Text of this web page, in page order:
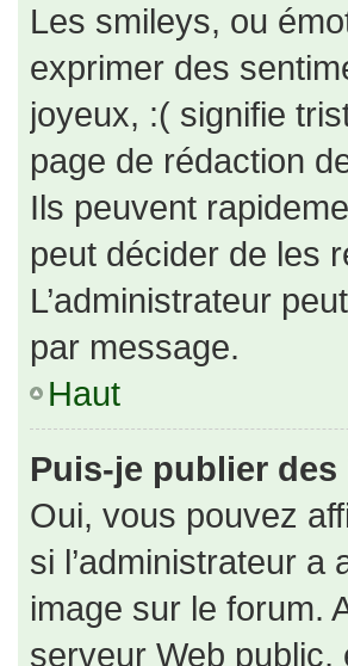
Les smileys, ou
exprimer des
joyeux, :( signifie
page de rédaction
Ils peuvent
peut décider de les
L’administrateur
par message.
Haut
Puis-je publier des
Oui, vous pouvez
si l’administrateur
image sur le forum.
serveur Web